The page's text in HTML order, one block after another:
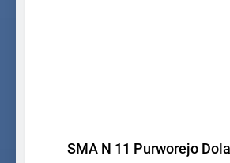
SMA N 11 Purworejo